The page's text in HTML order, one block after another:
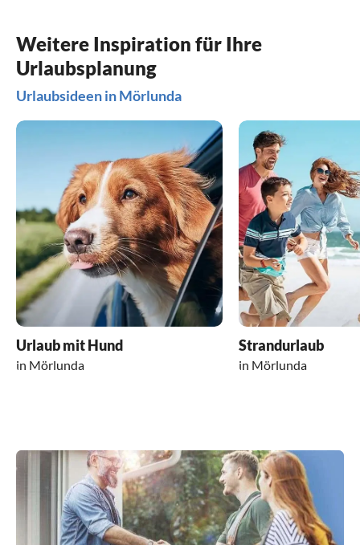
Signal jederzeit erreichbar. Ein ausgesprochen
emphatischer unkomplizierter Gastgeber.
Vielen herzlichen Dank für die schönen
Weitere Inspiration für Ihre
Urlaubsplanung
Urlaubsideen in Mörlunda
Urlaub mit Hund
in Mörlunda
Strandurlaub
in Mörlunda